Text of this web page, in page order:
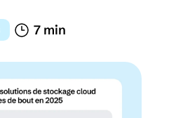
7 min